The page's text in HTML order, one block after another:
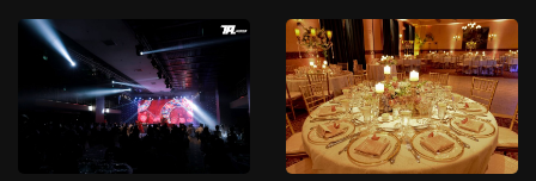
competitive market.